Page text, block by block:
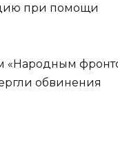
при помощи
«Народным
обвинения